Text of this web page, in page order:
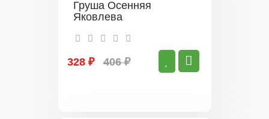
Груша Осенняя
Яковлева
328 ₽ 406 ₽